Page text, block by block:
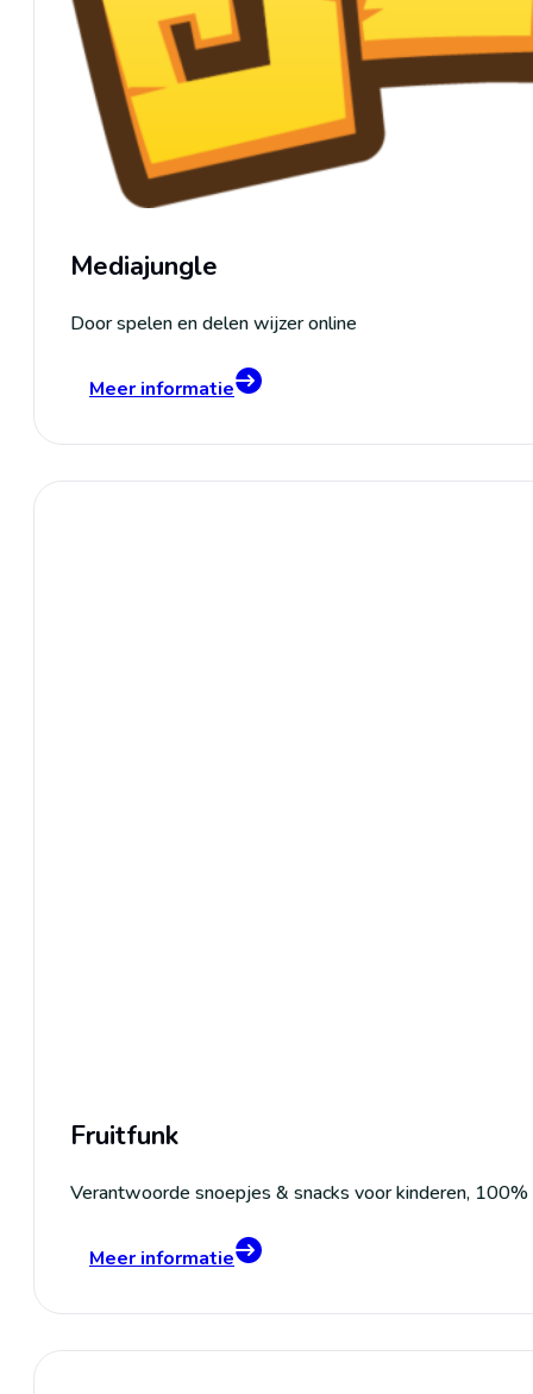
Mediajungle
Door spelen en delen wijzer online
Meer informatie
Fruitfunk
Verantwoorde snoepjes & snacks voor kinderen, 100%
Meer informatie